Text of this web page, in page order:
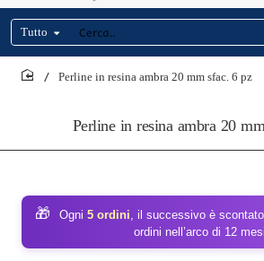
Tutto
Cerca..
Perline in resina ambra 20
Perline in resina ambra 20 mm sfac. 6 pz
🎁 Ogni 5 ordini, il successivo è scontato
ordini nell’arco di 12